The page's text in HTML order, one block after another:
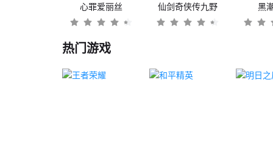
心罪爱丽丝 仙剑奇侠传九野 黑
热门游戏